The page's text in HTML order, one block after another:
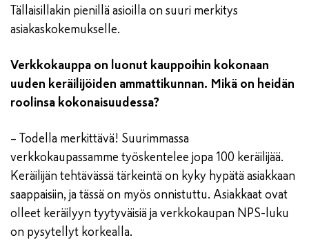
Tällaisillakin pienillä asioilla on suuri merkitys
asiakaskokemukselle.
Verkkokauppa on luonut kauppoihin kokonaan
uuden keräilijöiden ammattikunnan. Mikä on heidän
roolinsa kokonaisuudessa?
– Todella merkittävä! Suurimmassa
verkkokaupassamme työskentelee jopa 100 keräilijää.
Keräilijän tehtävässä tärkeintä on kyky hypätä asiakkaan
saappaisiin, ja tässä on myös onnistuttu. Asiakkaat ovat
olleet keräilyyn tyytyväisiä ja verkkokaupan NPS-luku
on pysytellyt korkealla.